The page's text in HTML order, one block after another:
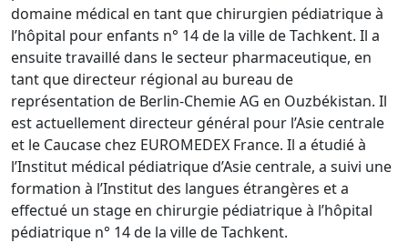
domaine médical en tant que chirurgien pédiatrique à
l’hôpital pour enfants n° 14 de la ville de Tachkent. Il a
ensuite travaillé dans le secteur pharmaceutique, en
tant que directeur régional au bureau de
représentation de Berlin-Chemie AG en Ouzbékistan. Il
est actuellement directeur général pour l’Asie centrale
et le Caucase chez EUROMEDEX France. Il a étudié à
l’Institut médical pédiatrique d’Asie centrale, a suivi une
formation à l’Institut des langues étrangères et a
effectué un stage en chirurgie pédiatrique à l’hôpital
pédiatrique n° 14 de la ville de Tachkent.